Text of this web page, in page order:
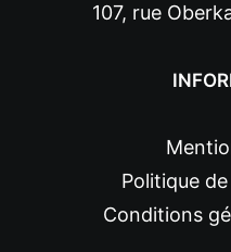
107, rue
Politique
Conditions